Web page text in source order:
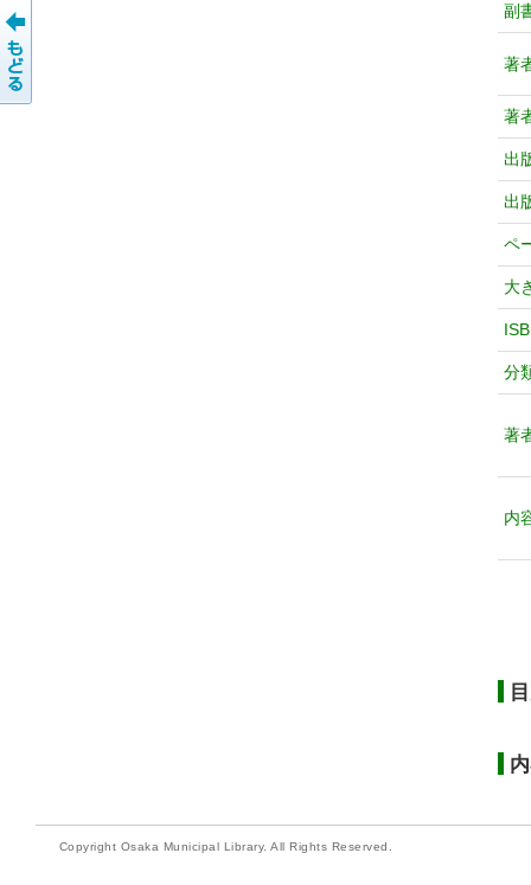
副
著
著
出
出
ペ
大
分
著
内
Copyright Osaka Municipal Library. All Rights Reserved.